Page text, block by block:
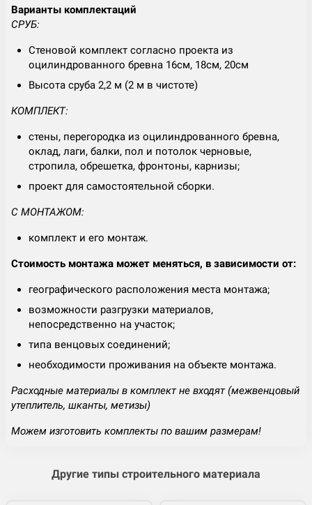
Варианты комплектаций
СРУБ:
Стеновой комплект согласно проекта из
оцилиндрованного бревна 16см, 18см, 20см
Высота сруба 2,2 м (2 м в чистоте)
КОМПЛЕКТ:
стены, перегородка из оцилиндрованного бревна,
оклад, лаги, балки, пол и потолок черновые,
стропила, обрешетка, фронтоны, карнизы;
проект для самостоятельной сборки.
С МОНТАЖОМ:
комплект и его монтаж.
Стоимость монтажа может меняться, в зависимости от:
географического расположения места монтажа;
возможности разгрузки материалов,
непосредственно на участок;
типа венцовых соединений;
необходимости проживания на объекте монтажа.
Расходные материалы в комплект не входят (межвенцовый
утеплитель, шканты, метизы)
Можем изготовить комплекты по вашим размерам!
Другие типы строительного материала